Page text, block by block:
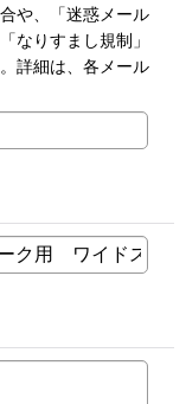
や、「迷惑メール
なりすまし規制」
詳細は、各メール